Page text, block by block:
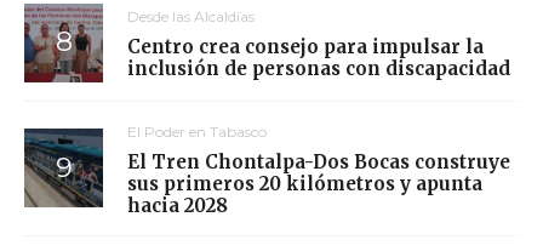
Desde las Alcaldías
Centro crea consejo para impulsar la
inclusión de personas con discapacidad
El Poder en Tabasco
El Tren Chontalpa-Dos Bocas construye
sus primeros 20 kilómetros y apunta
hacia 2028